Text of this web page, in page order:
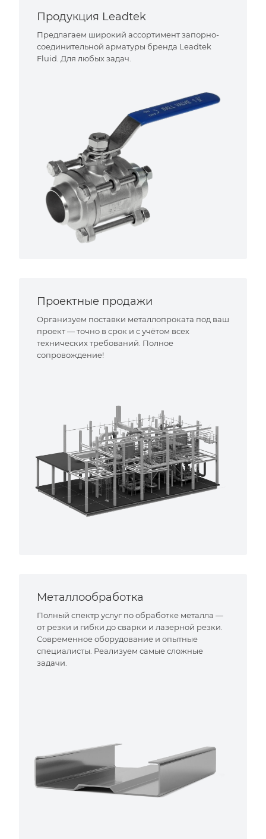
Продукция Leadtek
Предлагаем широкий ассортимент запорно-
соединительной арматуры бренда Leadtek
Fluid. Для любых задач.
Проектные продажи
Организуем поставки металлопроката под ваш
проект — точно в срок и с учётом всех
технических требований. Полное
сопровождение!
Металлообработка
Полный спектр услуг по обработке металла —
от резки и гибки до сварки и лазерной резки.
Современное оборудование и опытные
специалисты. Реализуем самые сложные
задачи.